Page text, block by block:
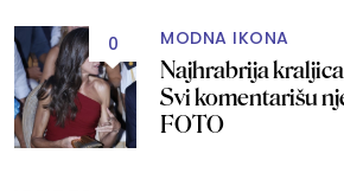
0 MODNA IKONA
Najhrabrija
Svi komentarišu
FOTO